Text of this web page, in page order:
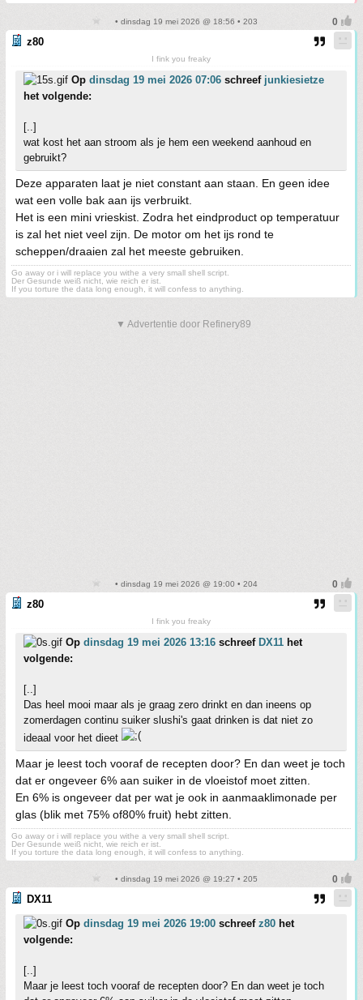
• dinsdag 19 mei 2026 @ 18:56 • 203
z80
I fink you freaky
Op dinsdag 19 mei 2026 07:06 schreef junkiesietze
het volgende:
[..]
wat kost het aan stroom als je hem een weekend aanhoud en
gebruikt?
Deze apparaten laat je niet constant aan staan. En geen idee
wat een volle bak aan ijs verbruikt.
Het is een mini vrieskist. Zodra het eindproduct op temperatuur
is zal het niet veel zijn. De motor om het ijs rond te
scheppen/draaien zal het meeste gebruiken.
Go away or i will replace you withe a very small shell script.
Der Gesunde weiß nicht, wie reich er ist.
If you torture the data long enough, it will confess to anything.
▼ Advertentie door Refinery89
• dinsdag 19 mei 2026 @ 19:00 • 204
z80
I fink you freaky
Op dinsdag 19 mei 2026 13:16 schreef DX11 het
volgende:
[..]
Das heel mooi maar als je graag zero drinkt en dan ineens op
zomerdagen continu suiker slushi's gaat drinken is dat niet zo
ideaal voor het dieet
Maar je leest toch vooraf de recepten door? En dan weet je toch
dat er ongeveer 6% aan suiker in de vloeistof moet zitten.
En 6% is ongeveer dat per wat je ook in aanmaaklimonade per
glas (blik met 75% of80% fruit) hebt zitten.
Go away or i will replace you withe a very small shell script.
Der Gesunde weiß nicht, wie reich er ist.
If you torture the data long enough, it will confess to anything.
• dinsdag 19 mei 2026 @ 19:27 • 205
DX11
Op dinsdag 19 mei 2026 19:00 schreef z80 het
volgende:
[..]
Maar je leest toch vooraf de recepten door? En dan weet je toch